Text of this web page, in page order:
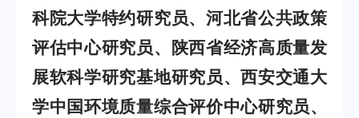
科院大学特约研究员、河北省公共政策
评估中心研究员、陕西省经济高质量发
展软科学研究基地研究员、西安交通大
学中国环境质量综合评价中心研究员、